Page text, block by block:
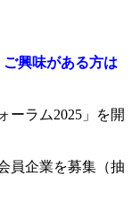
興味がある方は
ーラム2025」を開
員企業を募集（抽